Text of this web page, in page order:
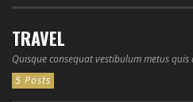
TRAVEL
Quisque consequat vestibulum metus quis
5 Posts